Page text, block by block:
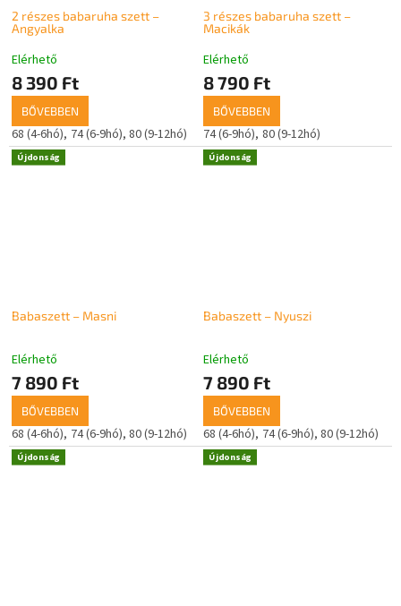
2 részes babaruha szett –
Angyalka
Elérhető
8 390 Ft
BŐVEBBEN
68 (4-6hó) 74 (6-9hó) 80 (9-12hó)
3 részes babaruha szett –
Macikák
Elérhető
8 790 Ft
BŐVEBBEN
74 (6-9hó) 80 (9-12hó)
Újdonság
Babaszett – Masni
Elérhető
7 890 Ft
BŐVEBBEN
68 (4-6hó) 74 (6-9hó) 80 (9-12hó)
Újdonság
Babaszett – Nyuszi
Elérhető
7 890 Ft
BŐVEBBEN
68 (4-6hó) 74 (6-9hó) 80 (9-12hó)
Újdonság Újdonság